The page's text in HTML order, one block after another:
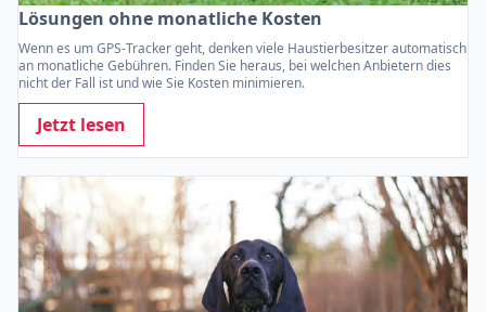
Lösungen ohne monatliche Kosten
Wenn es um GPS-Tracker geht, denken viele Haustierbesitzer automatisch
an monatliche Gebühren. Finden Sie heraus, bei welchen Anbietern dies
nicht der Fall ist und wie Sie Kosten minimieren.
Jetzt lesen